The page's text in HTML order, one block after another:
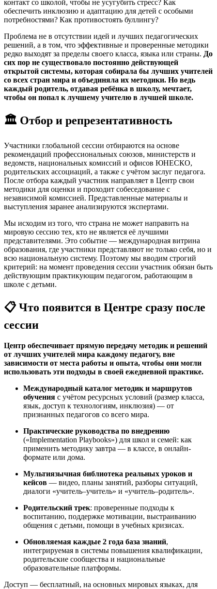
контакт со школой, чтобы не усугубить стресс? Как
обеспечить инклюзию и адаптацию для детей с особыми
потребностями? Как противостоять буллингу?
Проблема не в отсутствии идей и лучших педагогических
решений, а в том, что эффективные и проверенные методики
редко выходят за пределы своего класса, языка или страны. До
сих пор не существовало постоянно действующей
открытой системы, которая собирала бы лучших учителей
со всех стран мира и объединяла их методики. Но ведь
каждый родитель, отдавая ребёнка в школу, мечтает,
чтобы он попал к лучшему учителю в лучшей школе.
🏛 Отбор и репрезентативность
Участники глобальной сессии отбираются на основе
рекомендаций профессиональных союзов, министерств и
ведомств, национальных комиссий и офисов ЮНЕСКО,
родительских ассоциаций, а также с учётом заслуг педагога.
После отбора каждый участник направляет в Центр свои
методики для оценки и проходит собеседование с
независимой комиссией. Представленные материалы и
выступления заранее анализируются экспертами.
Мы исходим из того, что страна не может направить на
мировую сессию тех, кто не является её лучшими
представителями. Это событие — международная витрина
образования, где участники представляют не только себя, но и
всю национальную систему. Поэтому мы вводим строгий
критерий: на момент проведения сессии участник обязан быть
действующим практикующим педагогом, работающим в
школе с детьми.
📋 Что появится в Центре сразу после
сессии
Центр обеспечивает прямую передачу методик и решений
от лучших учителей мира каждому педагогу, вне
зависимости от места работы и опыта, чтобы они могли
использовать эти подходы в своей ежедневной практике.
Международный каталог методик и маршрутов
обучения с учётом ресурсных условий (размер класса,
язык, доступ к технологиям, инклюзия) — от
признанных педагогов со всего мира.
Практические руководства по внедрению
(«Implementation Playbooks») для школ и семей: как
применить методику завтра — в классе, в онлайн-
формате или дома.
Мультиязычная библиотека реальных уроков и
кейсов — видео, планы занятий, разборы ситуаций,
диалоги «учитель–учитель» и «учитель–родитель».
Родительский трек: проверенные подходы к
воспитанию, поддержке мотивации, выстраиванию
общения с детьми, помощи в учебных кризисах.
Обновляемая каждые 2 года база знаний,
интегрируемая в системы повышения квалификации,
родительские сообщества и национальные
образовательные платформы.
Доступ — бесплатный, на основных мировых языках, для